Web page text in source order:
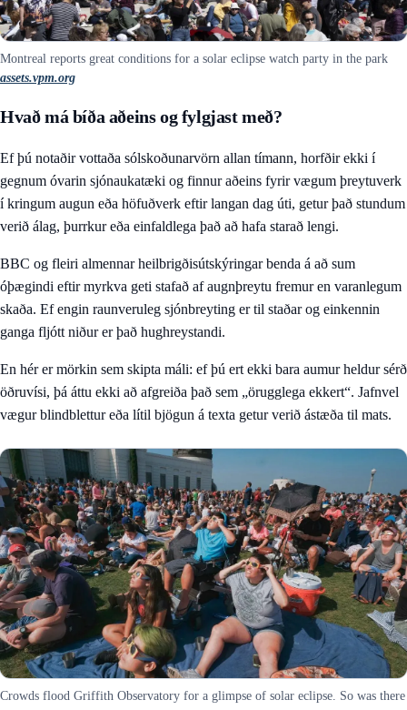
Montreal reports great conditions for a solar eclipse watch party in the park
assets.vpm.org
Hvað má bíða aðeins og fylgjast með?
Ef þú notaðir vottaða sólskoðunarvörn allan tímann, horfðir ekki í
gegnum óvarin sjónaukatæki og finnur aðeins fyrir vægum þreytuverk
í kringum augun eða höfuðverk eftir langan dag úti, getur það stundum
verið álag, þurrkur eða einfaldlega það að hafa starað lengi.
BBC og fleiri almennar heilbrigðisútskýringar benda á að sum
óþægindi eftir myrkva geti stafað af augnþreytu fremur en varanlegum
skaða. Ef engin raunveruleg sjónbreyting er til staðar og einkennin
ganga fljótt niður er það hughreystandi.
En hér er mörkin sem skipta máli: ef þú ert ekki bara aumur heldur sérð
öðruvísi, þá áttu ekki að afgreiða það sem „örugglega ekkert“. Jafnvel
vægur blindblettur eða lítil bjögun á texta getur verið ástæða til mats.
Crowds flood Griffith Observatory for a glimpse of solar eclipse. So was there